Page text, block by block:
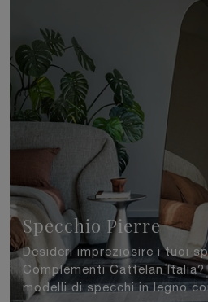
Specchio Pierre
Desideri impreziosire i tuoi
Complementi Cattelan
modelli di specchi in legno